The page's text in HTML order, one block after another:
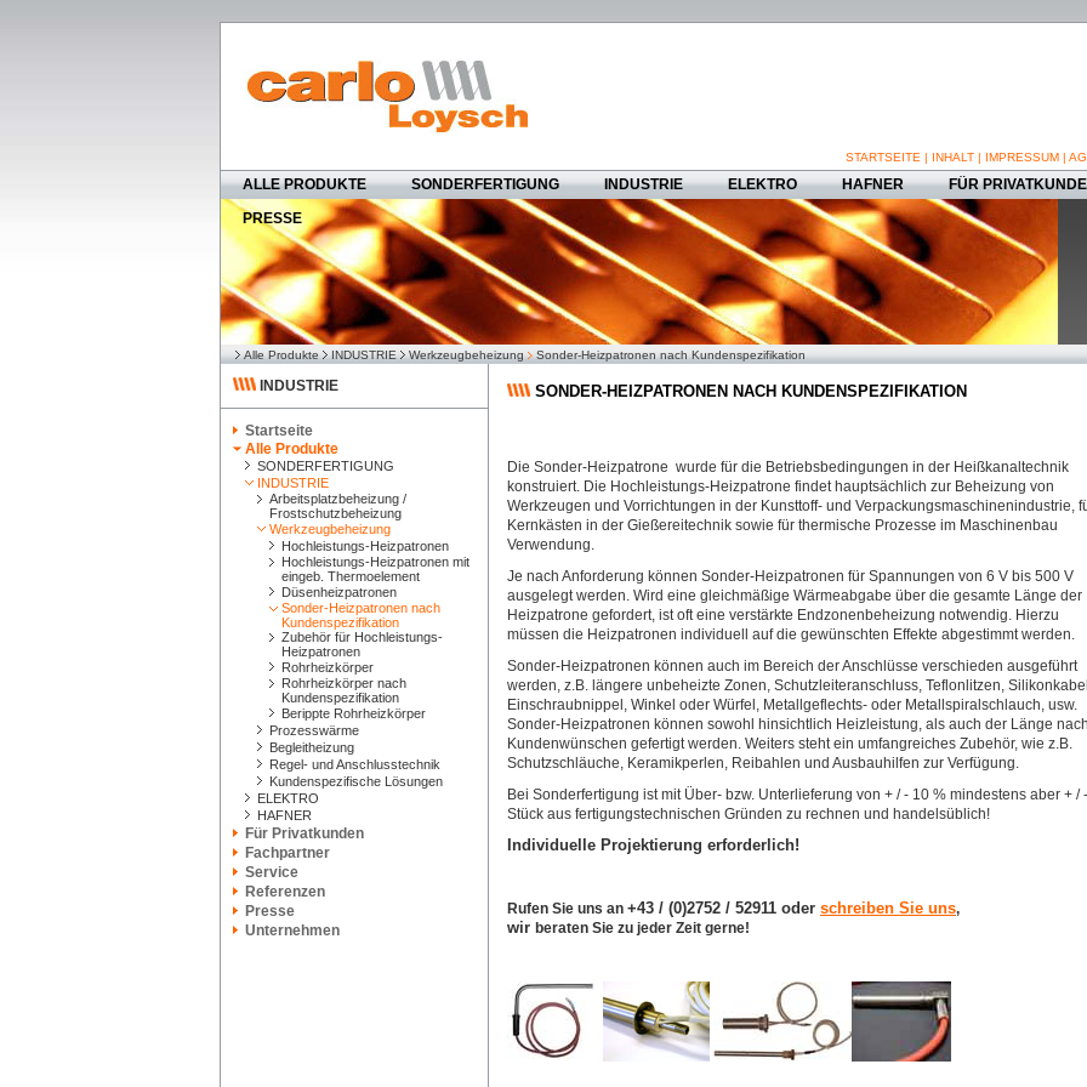
STARTSEITE | INHALT | IMPRESSUM |
ALLE PRODUKTE SONDERFERTIGUNG INDUSTRIE ELEKTRO HAFNER FÜR
PRESSE
Alle Produkte INDUSTRIE Werkzeugbeheizung Sonder-Heizpatronen nach Kundenspezifikation
INDUSTRIE
Startseite
Alle Produkte
SONDERFERTIGUNG
INDUSTRIE
Arbeitsplatzbeheizung /
Frostschutzbeheizung
Werkzeugbeheizung
Hochleistungs-Heizpatronen
Hochleistungs-Heizpatronen mit
eingeb. Thermoelement
Düsenheizpatronen
Sonder-Heizpatronen nach
Kundenspezifikation
Zubehör für Hochleistungs-
Heizpatronen
Rohrheizkörper
Rohrheizkörper nach
Kundenspezifikation
Berippte Rohrheizkörper
Prozesswärme
Begleitheizung
Regel- und Anschlusstechnik
Kundenspezifische Lösungen
ELEKTRO
HAFNER
Für Privatkunden
Fachpartner
Service
Referenzen
Presse
Unternehmen
SONDER-HEIZPATRONEN NACH KUNDENSPEZIFIKATION
Die Sonder-Heizpatrone wurde für die Betriebsbedingungen in der Heißkanaltechnik
konstruiert. Die Hochleistungs-Heizpatrone findet hauptsächlich zur Beheizung von
Werkzeugen und Vorrichtungen in der Kunsttoff- und Verpackungsmaschinenindustrie,
Kernkästen in der Gießereitechnik sowie für thermische Prozesse im Maschinenbau
Verwendung.
Je nach Anforderung können Sonder-Heizpatronen für Spannungen von 6 V bis 500 V
ausgelegt werden. Wird eine gleichmäßige Wärmeabgabe über die gesamte Länge der
Heizpatrone gefordert, ist oft eine verstärkte Endzonenbeheizung notwendig. Hierzu
müssen die Heizpatronen individuell auf die gewünschten Effekte abgestimmt werden.
Sonder-Heizpatronen können auch im Bereich der Anschlüsse verschieden ausgeführt
werden, z.B. längere unbeheizte Zonen, Schutzleiteranschluss, Teflonlitzen,
Einschraubnippel, Winkel oder Würfel, Metallgeflechts- oder Metallspiralschlauch, usw.
Sonder-Heizpatronen können sowohl hinsichtlich Heizleistung, als auch der Länge nach
Kundenwünschen gefertigt werden. Weiters steht ein umfangreiches Zubehör, wie z.B.
Schutzschläuche, Keramikperlen, Reibahlen und Ausbauhilfen zur Verfügung.
Bei Sonderfertigung ist mit Über- bzw. Unterlieferung von + / - 10 % mindestens aber + /
Stück aus fertigungstechnischen Gründen zu rechnen und handelsüblich!
Individuelle Projektierung erforderlich!
Rufen Sie uns an +43 / (0)2752 / 52911 oder schreiben Sie uns,
wir beraten Sie zu jeder Zeit gerne!